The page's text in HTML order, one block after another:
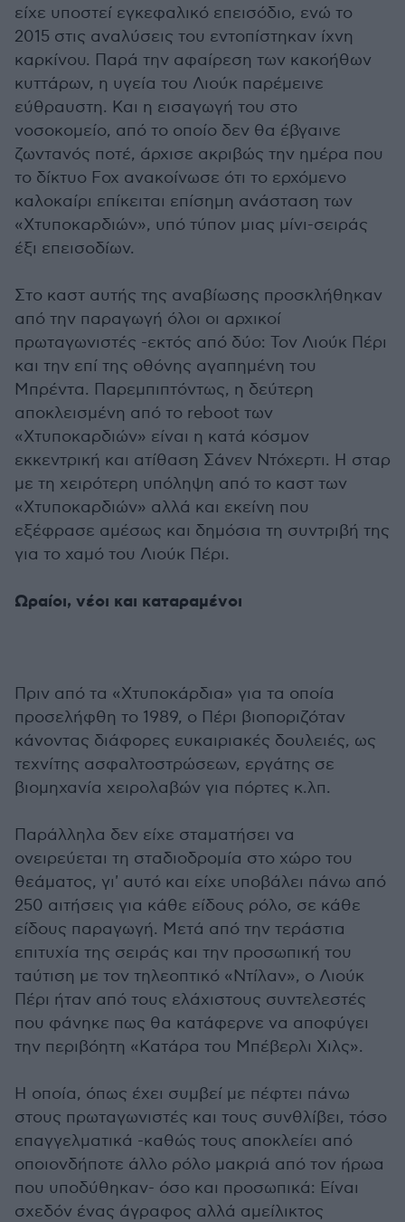
είχε υποστεί εγκεφαλικό επεισόδιο, ενώ το
2015 στις αναλύσεις του εντοπίστηκαν ίχνη
καρκίνου. Παρά την αφαίρεση των κακοήθων
κυττάρων, η υγεία του Λιούκ παρέμεινε
εύθραυστη. Και η εισαγωγή του στο
νοσοκομείο, από το οποίο δεν θα έβγαινε
ζωντανός ποτέ, άρχισε ακριβώς την ημέρα που
το δίκτυο Fox ανακοίνωσε ότι το ερχόμενο
καλοκαίρι επίκειται επίσημη ανάσταση των
«Χτυποκαρδιών», υπό τύπον μιας μίνι-σειράς
έξι επεισοδίων.
Στο καστ αυτής της αναβίωσης προσκλήθηκαν
από την παραγωγή όλοι οι αρχικοί
πρωταγωνιστές -εκτός από δύο: Τον Λιούκ Πέρι
και την επί της οθόνης αγαπημένη του
Μπρέντα. Παρεμπιπτόντως, η δεύτερη
αποκλεισμένη από το reboot των
«Χτυποκαρδιών» είναι η κατά κόσμον
εκκεντρική και ατίθαση Σάνεν Ντόχερτι. Η σταρ
με τη χειρότερη υπόληψη από το καστ των
«Χτυποκαρδιών» αλλά και εκείνη που
εξέφρασε αμέσως και δημόσια τη συντριβή της
για το χαμό του Λιούκ Πέρι.
Ωραίοι, νέοι και καταραμένοι
Πριν από τα «Χτυποκάρδια» για τα οποία
προσελήφθη το 1989, ο Πέρι βιοποριζόταν
κάνοντας διάφορες ευκαιριακές δουλειές, ως
τεχνίτης ασφαλτοστρώσεων, εργάτης σε
βιομηχανία χειρολαβών για πόρτες κ.λπ.
Παράλληλα δεν είχε σταματήσει να
ονειρεύεται τη σταδιοδρομία στο χώρο του
θεάματος, γι' αυτό και είχε υποβάλει πάνω από
250 αιτήσεις για κάθε είδους ρόλο, σε κάθε
είδους παραγωγή. Μετά από την τεράστια
επιτυχία της σειράς και την προσωπική του
ταύτιση με τον τηλεοπτικό «Ντίλαν», ο Λιούκ
Πέρι ήταν από τους ελάχιστους συντελεστές
που φάνηκε πως θα κατάφερνε να αποφύγει
την περιβόητη «Κατάρα του Μπέβερλι Χιλς».
Η οποία, όπως έχει συμβεί με πέφτει πάνω
στους πρωταγωνιστές και τους συνθλίβει, τόσο
επαγγελματικά -καθώς τους αποκλείει από
οποιονδήποτε άλλο ρόλο μακριά από τον ήρωα
που υποδύθηκαν- όσο και προσωπικά: Είναι
σχεδόν ένας άγραφος αλλά αμείλικτος